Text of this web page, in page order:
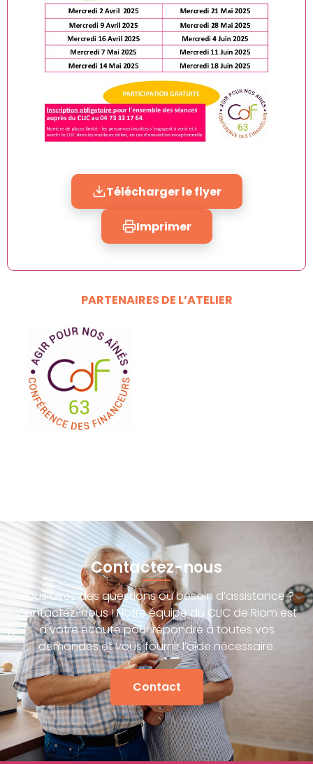
Télécharger le flyer
Imprimer
PARTENAIRES DE L’ATELIER
Contactez-nous
Vous avez des questions ou besoin d’assistance ?
Contactez-nous ! Notre équipe du CLIC de Riom est
à votre écoute pour répondre à toutes vos
demandes et vous fournir l’aide nécessaire.
Contact